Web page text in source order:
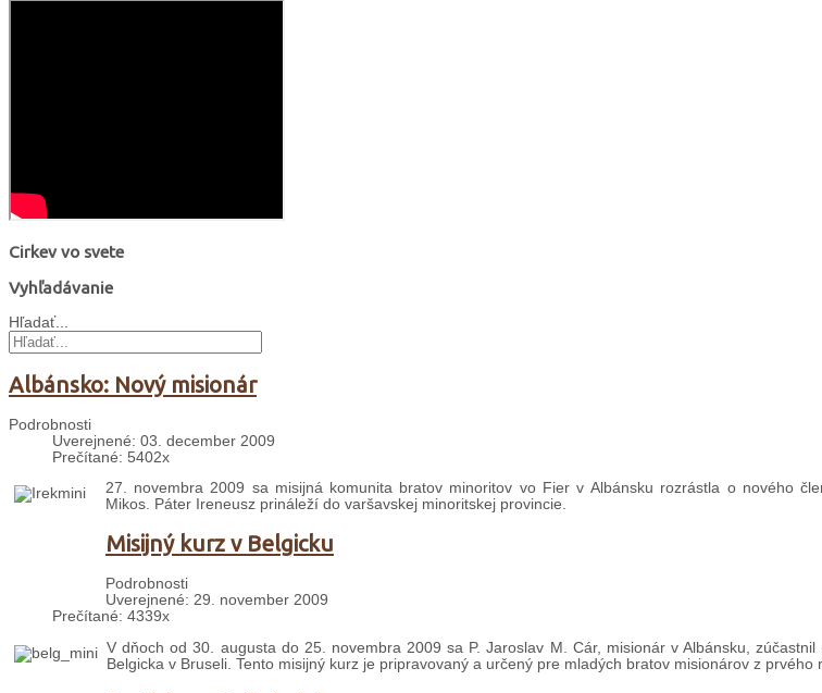
Cirkev vo svete
Vyhľadávanie
Hľadať...
Albánsko: Nový misionár
Podrobnosti
Uverejnené: 03. december 2009
Prečítané: 5402x
27. novembra 2009 sa misijná komunita bratov minoritov vo Fier v Albánsku rozrástla o nového
Mikos. Páter Ireneusz prináleží do varšavskej minoritskej provincie.
Misijný kurz v Belgicku
Podrobnosti
Uverejnené: 29. november 2009
Prečítané: 4339x
V dňoch od 30. augusta do 25. novembra 2009 sa P. Jaroslav M. Cár, misionár v Albánsku,
Belgicka v Bruseli. Tento misijný kurz je pripravovaný a určený pre mladých bratov misionárov z prvého